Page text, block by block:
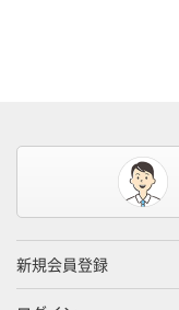
新規会員登録